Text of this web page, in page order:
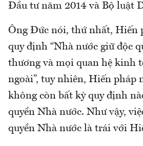
Đầu tư năm 2014 và Bộ luật
Ông Đức nói, thứ nhất, Hiến
quy định “Nhà nước giữ độc
thương và mọi quan hệ kinh
ngoài”, tuy nhiên, Hiến pháp
không còn bất kỳ quy định
quyền Nhà nước. Như vậy,
quyền Nhà nước là trái với